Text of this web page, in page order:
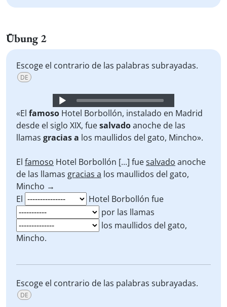
Übung 2
Escoge el contrario de las palabras subrayadas.
DE
Audio
Player
«El famoso Hotel Borbollón, instalado en Madrid
desde el siglo XIX, fuesalvadoanoche de las
llamas gracias a los maullidos del gato, Mincho».
El famoso Hotel Borbollón [...] fuesalvado anoche
de las llamas gracias a los maullidos del gato,
Mincho →
El
Hotel Borbollón fue
por las llamas
los maullidos del gato,
Mincho.
Escoge el contrario de las palabras subrayadas.
DE